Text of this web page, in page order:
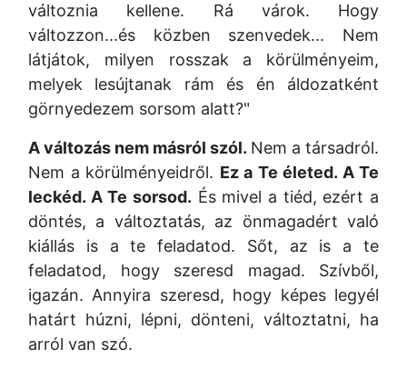
változnia kellene. Rá várok. Hogy
változzon...és közben szenvedek... Nem
látjátok, milyen rosszak a körülményeim,
melyek lesújtanak rám és én áldozatként
görnyedezem sorsom alatt?"
A változás nem másról szól. Nem a társadról.
Nem a körülményeidről. Ez a Te életed. A Te
leckéd. A Te sorsod. És mivel a tiéd, ezért a
döntés, a változtatás, az önmagadért való
kiállás is a te feladatod. Sőt, az is a te
feladatod, hogy szeresd magad. Szívből,
igazán. Annyira szeresd, hogy képes legyél
határt húzni, lépni, dönteni, változtatni, ha
arról van szó.